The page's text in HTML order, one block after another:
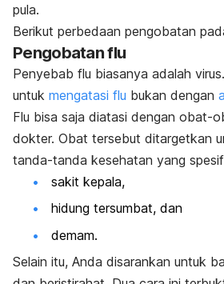
pula.
Berikut perbedaan pengobatan
Pengobatan flu
Penyebab flu biasanya adalah
untuk mengatasi flu bukan dengan
Flu bisa saja diatasi dengan obat-
dokter. Obat tersebut ditargetkan
tanda-tanda kesehatan yang
sakit kepala,
hidung tersumbat, dan
demam.
Selain itu, Anda disarankan untuk